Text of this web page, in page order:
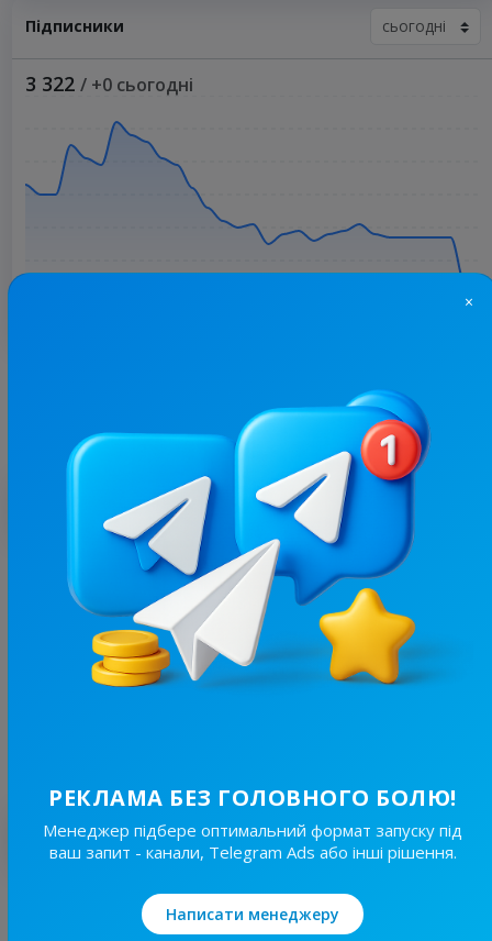
Підписники
3 322 / +0 сьогодні
З цим каналом часто купують
/
99
WTF CLUB
Новини 18+, Чоловіче
Ціна реклами
Найкращі за темою
17.9K/
2.9K
ТРОЩА ⚠️ Україна
×
РЕКЛАМА БЕЗ ГОЛОВНОГО БОЛЮ!
Менеджер підбере оптимальний формат запуску під
ваш запит - канали, Telegram Ads або інші рішення.
Написати менеджеру